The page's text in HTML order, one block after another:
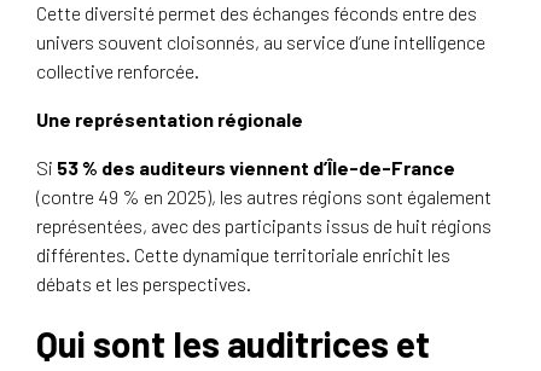
Cette diversité permet des échanges féconds entre des
univers souvent cloisonnés, au service d’une intelligence
collective renforcée.
Une représentation régionale
Si 53 % des auditeurs viennent d’Île-de-France
(contre 49 % en 2025), les autres régions sont également
représentées, avec des participants issus de huit régions
différentes. Cette dynamique territoriale enrichit les
débats et les perspectives.
Qui sont les auditrices et